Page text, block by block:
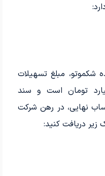
شکموتو، مبلغ تسهیلات
تومان است و سند
نهایی، در رهن شرکت
زیر دریافت کنید: